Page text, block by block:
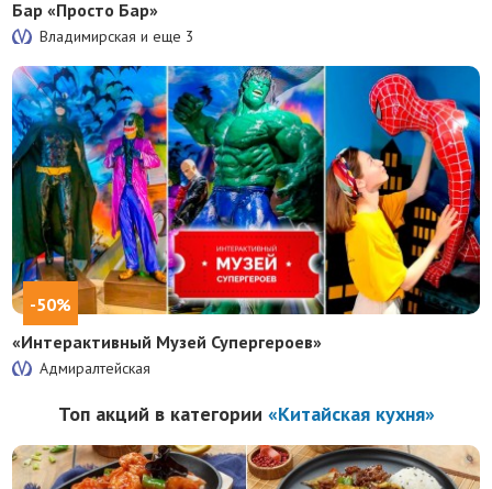
Бар «Просто Бар»
Владимирская и еще 3
-50%
«Интерактивный Музей Супергероев»
Адмиралтейская
Топ акций в категории «Китайская кухня»